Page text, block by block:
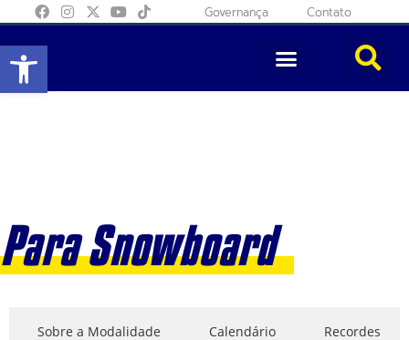
Governança Contato
Para Snowboard
Sobre a Modalidade Calendário Recordes
Abrir a barra de ferramentas